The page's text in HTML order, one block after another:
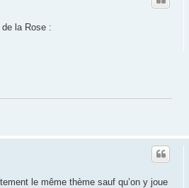
la Rose :
le même thème sauf qu’on y joue